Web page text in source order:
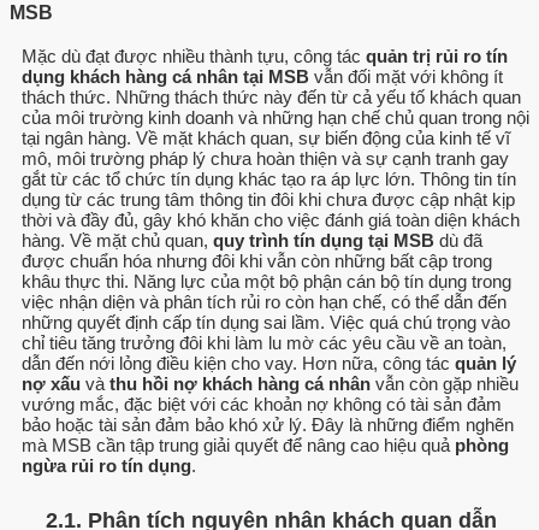
MSB
Mặc dù đạt được nhiều thành tựu, công tác quản trị rủi ro tín
dụng khách hàng cá nhân tại MSB vẫn đối mặt với không ít
thách thức. Những thách thức này đến từ cả yếu tố khách quan
của môi trường kinh doanh và những hạn chế chủ quan trong nội
tại ngân hàng. Về mặt khách quan, sự biến động của kinh tế vĩ
mô, môi trường pháp lý chưa hoàn thiện và sự cạnh tranh gay
gắt từ các tổ chức tín dụng khác tạo ra áp lực lớn. Thông tin tín
dụng từ các trung tâm thông tin đôi khi chưa được cập nhật kịp
thời và đầy đủ, gây khó khăn cho việc đánh giá toàn diện khách
hàng. Về mặt chủ quan, quy trình tín dụng tại MSB dù đã
được chuẩn hóa nhưng đôi khi vẫn còn những bất cập trong
khâu thực thi. Năng lực của một bộ phận cán bộ tín dụng trong
việc nhận diện và phân tích rủi ro còn hạn chế, có thể dẫn đến
những quyết định cấp tín dụng sai lầm. Việc quá chú trọng vào
chỉ tiêu tăng trưởng đôi khi làm lu mờ các yêu cầu về an toàn,
dẫn đến nới lỏng điều kiện cho vay. Hơn nữa, công tác quản lý
nợ xấu và thu hồi nợ khách hàng cá nhân vẫn còn gặp nhiều
vướng mắc, đặc biệt với các khoản nợ không có tài sản đảm
bảo hoặc tài sản đảm bảo khó xử lý. Đây là những điểm nghẽn
mà MSB cần tập trung giải quyết để nâng cao hiệu quả phòng
ngừa rủi ro tín dụng.
2.1. Phân tích nguyên nhân khách quan dẫn